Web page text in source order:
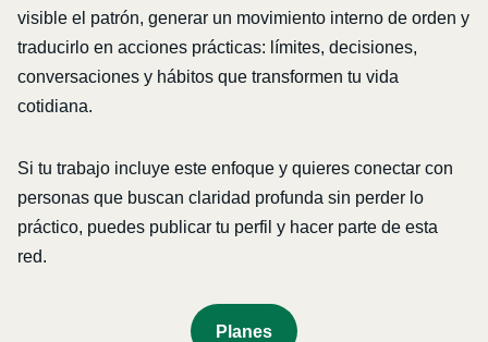
visible el patrón, generar un movimiento interno de orden y
traducirlo en acciones prácticas: límites, decisiones,
conversaciones y hábitos que transformen tu vida
cotidiana.
Si tu trabajo incluye este enfoque y quieres conectar con
personas que buscan claridad profunda sin perder lo
práctico, puedes publicar tu perfil y hacer parte de esta
red.
P Lanes